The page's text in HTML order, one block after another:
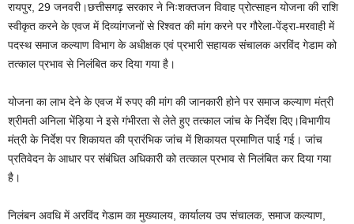
रायपुर, 29 जनवरी।छत्तीसगढ़ सरकार ने निःशक्तजन विवाह प्रोत्साहन योजना की राशि
स्वीकृत करने के एवज में दिव्यांगजनों से रिश्वत की मांग करने पर गौरेला-पेंड्रा-मरवाही में
पदस्थ समाज कल्याण विभाग के अधीक्षक एवं प्रभारी सहायक संचालक अरविंद गेडाम को
तत्काल प्रभाव से निलंबित कर दिया गया है।
योजना का लाभ देने के एवज में रुपए की मांग की जानकारी होने पर समाज कल्याण मंत्री
श्रीमती अनिला भेंड़िया ने इसे गंभीरता से लेते हुए तत्काल जांच के निर्देश दिए।विभागीय
मंत्री के निर्देश पर शिकायत की प्रारंभिक जांच में शिकायत प्रमाणित पाई गई। जांच
प्रतिवेदन के आधार पर संबंधित अधिकारी को तत्काल प्रभाव से निलंबित कर दिया गया
है।
निलंबन अवधि में अरविंद गेडाम का मुख्यालय, कार्यालय उप संचालक, समाज कल्याण,